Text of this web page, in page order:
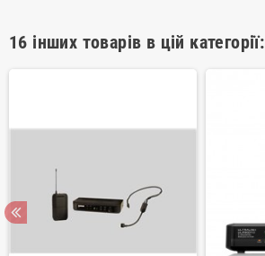
16 інших товарів в цій категорії: